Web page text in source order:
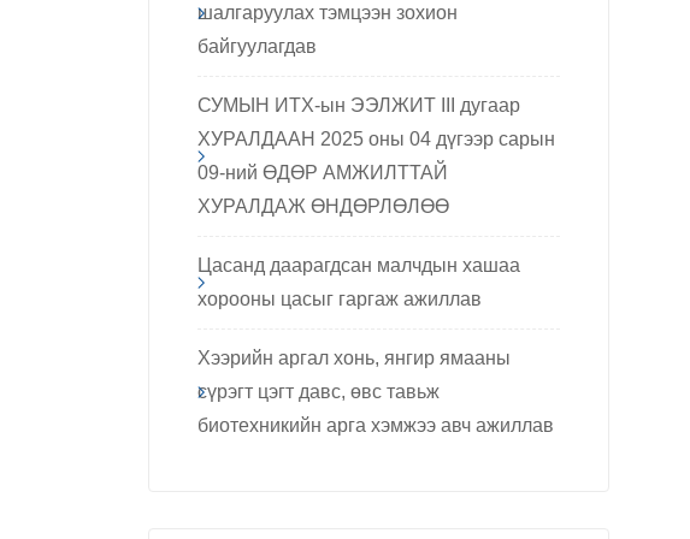
шалгаруулах тэмцээн зохион
байгуулагдав
СУМЫН ИТХ-ын ЭЭЛЖИТ III дугаар
ХУРАЛДААН 2025 оны 04 дүгээр сарын
09-ний ӨДӨР АМЖИЛТТАЙ
ХУРАЛДАЖ ӨНДӨРЛӨЛӨӨ
Цасанд даарагдсан малчдын хашаа
хорооны цасыг гаргаж ажиллав
Хээрийн аргал хонь, янгир ямааны
сүрэгт цэгт давс, өвс тавьж
биотехникийн арга хэмжээ авч ажиллав